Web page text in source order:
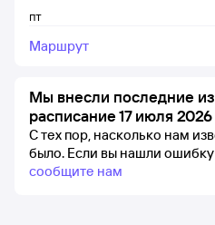
пт
Маршрут
Мы внесли последние
расписание 17 июля 2026
С тех пор, насколько нам
было. Если вы нашли
сообщите нам